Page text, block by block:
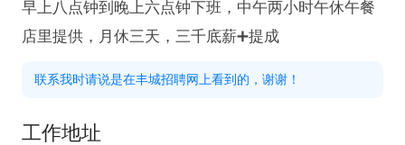
早上八点钟到晚上六点钟下班，中午两小时午休午餐
店里提供，月休三天，三千底薪➕提成
联系我时请说是在丰城招聘网上看到的，谢谢！
工作地址